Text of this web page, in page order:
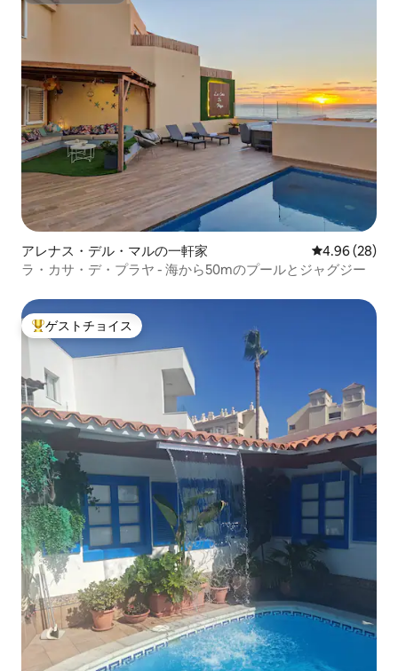
アレナス・デル・マルの一軒家 レビュー28
4.96 (28)
ラ・カサ・デ・プラヤ - 海から50mのプールとジャグジー
大好評のゲストチョイスです。
ゲストチョイス